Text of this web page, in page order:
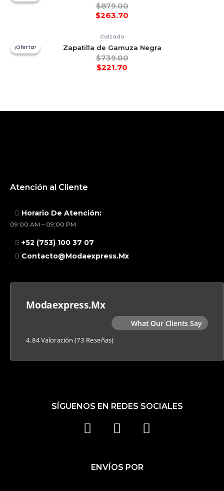
$879.00
$263.70
¡Oferta!
¡Oferta!
Calzado
Zapatilla de Gamuza Negra
$739.00
$221.70
SÍGUENOS EN REDES SOCIALES
F
C
E
I
S
T
T
ENVÍOS POR
Atención al Cliente
Horario De Atención:
09:00 AM – 09:00 PM
+52 (753) 100 37 07
Contacto@modaexpress.mx
Modaexpress.mx
What Our Clients Say
4.84 Valoración (73 Reseñas)